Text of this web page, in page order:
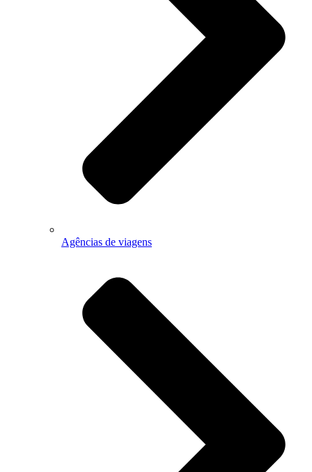
Agências de viagens